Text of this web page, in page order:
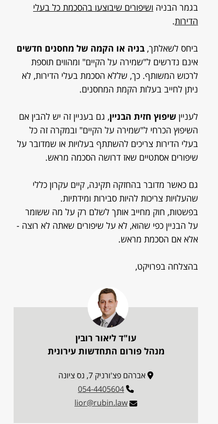
בגמר הבניה ושיפורים שיבוצעו בהסכמת כל בעלי
הדירות.
ביחס לשאלתך, בניה או הקמה של מחסנים חדשים
אינם נדרשים ל"שמירה על הקיים" ומהווים תוספת
לרכוש המשותף. כך, שללא הסכמת בעלי הדירות, לא
ניתן לחייב בעלות הקמת המחסנים.
לעניין שיפוץ חזית הבניין, גם בעניין זה יש להבין אם
השיפוץ הכרחי ל"שמירה על הקיים" ובמקרה זה כל
בעלי הדירות צריכים להשתתף בעלויות או שמדובר על
שיפורים אסתטיים שאז דרושה הסכמה מראש.
גם כאשר מדובר בהחזקה תקינה, קיים עקרון כללי
שהעלויות צריכות להיות סבירות ומידתיות.
בפשטות, חוק מחייב אותך לשלם רק על מה ששומר
על הבניין כפי שהוא, לא על שיפורים שאתה לא רוצה -
אלא אם הסכמת מראש.
בהצלחה בפרויקט,
עו"ד ליאור רובין
מנהל פורום התחדשות עירונית
אברהם פצ'ורניק 7, נס ציונה
054-4405604
lior@rubin.law